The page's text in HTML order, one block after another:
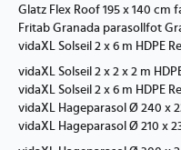
Glatz Flex Roof 195 x 140 cm
Fritab Granada parasollfot
vidaXL Solseil 2 x 6 m HDPE
vidaXL Solseil 2 x 2 x 2 m
vidaXL Solseil 2 x 6 m HDPE
vidaXL Hageparasol Ø 240 x
vidaXL Hageparasol Ø 210 x